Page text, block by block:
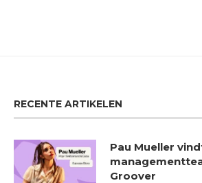
RECENTE ARTIKELEN
Pau Mueller
Groover